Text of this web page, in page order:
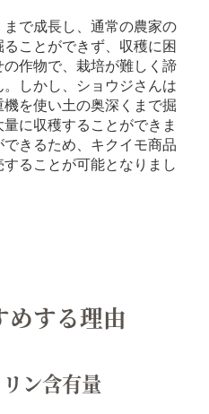
で成長し、通常の農家の
ことができず、収穫に困
作物で、栽培が難しく諦
しかし、ショウジさんは
を使い土の奥深くまで掘
に収穫することができま
きるため、キクイモ商品
ることが可能となりまし
めする理由
ン含有量